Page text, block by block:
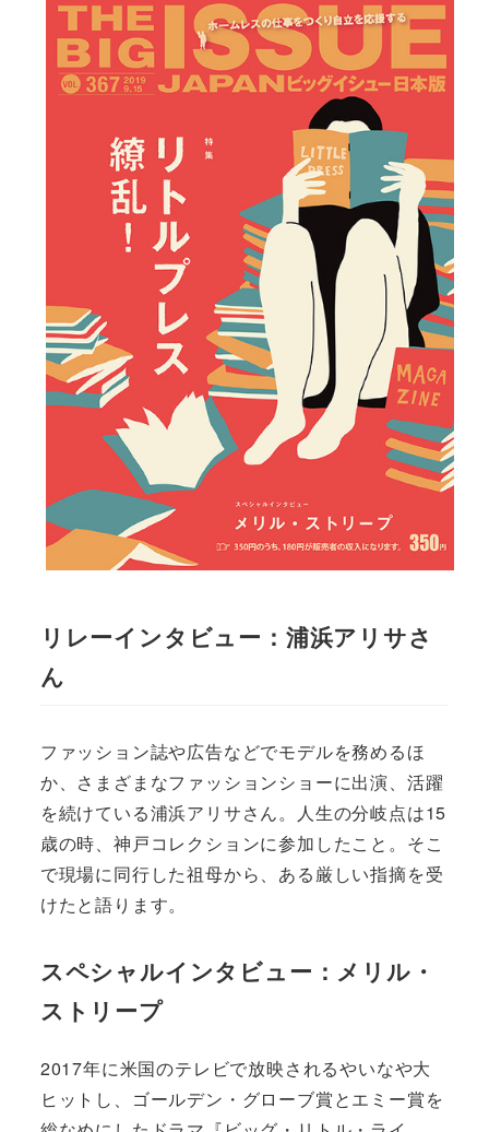
リレーインタビュー：浦浜アリサさ
ん
ファッション誌や広告などでモデルを務めるほ
か、さまざまなファッションショーに出演、活躍
を続けている浦浜アリサさん。人生の分岐点は15
歳の時、神戸コレクションに参加したこと。そこ
で現場に同行した祖母から、ある厳しい指摘を受
けたと語ります。
スペシャルインタビュー：メリル・
ストリープ
2017年に米国のテレビで放映されるやいなや大
ヒットし、ゴールデン・グローブ賞とエミー賞を